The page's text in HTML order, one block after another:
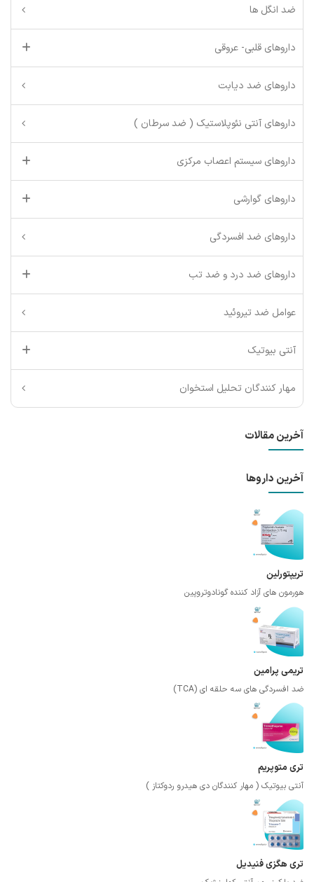
ضد انگل ها
داروهای قلبی- عروقی
داروهای ضد دیابت
داروهای آنتی نئوپلاستیک ( ضد سرطان )
داروهای سیستم اعصاب مرکزی
داروهای گوارشی
داروهای ضد افسردگی
داروهای ضد درد و ضد تب
عوامل ضد تیروئید
آنتی بیوتیک
مهار کنندگان تحلیل استخوان
آخرین مقالات
آخرین داروها
تریپتورلین
هورمون های آزاد کننده گونادوتروپین
تریمی پرامین
ضد افسردگی های سه حلقه ای (TCA)
تری متوپریم
آنتی بیوتیک ( مهار کنندگان دی هیدرو ردوکتاز )
تری هگزی فنیدیل